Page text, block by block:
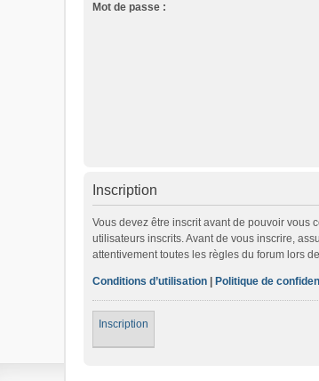
Mot de passe :
Inscription
Vous devez être inscrit avant de pouvoir vous
utilisateurs inscrits. Avant de vous inscrire,
attentivement toutes les règles du forum lors
Conditions d’utilisation Politique de
Inscription